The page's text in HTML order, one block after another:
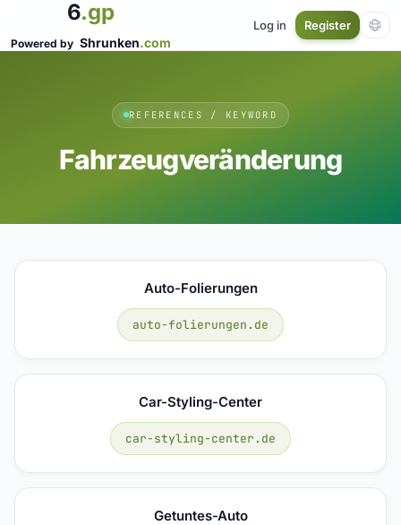
6.gp
Powered by Shrunken.com
Log in Register
REFERENCES / KEYWORD
Fahrzeugveränderung
Auto-Folierungen
auto-folierungen.de
Car-Styling-Center
car-styling-center.de
Getuntes-Auto